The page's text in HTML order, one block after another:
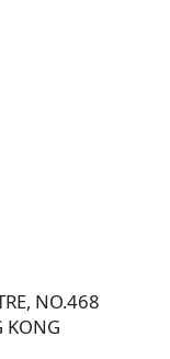
NO.468
KONG